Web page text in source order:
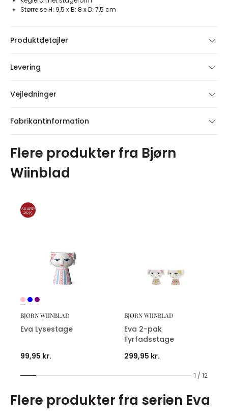
Større.se H: 9,5 x B: 8 x D: 7,5 cm
Produktdetajler
Levering
Vejledninger
Fabrikantinformation
Flere produkter fra Bjørn
Wiinblad
1 / 12
BJØRN WIINBLAD
Eva Lysestage
99,95 kr.
BJØRN WIINBLAD
Eva 2-pak
Fyrfadsstage
299,95 kr.
Flere produkter fra serien Eva